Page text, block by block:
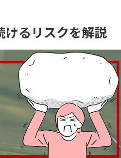
けるリスクを解説